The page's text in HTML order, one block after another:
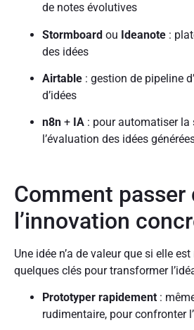
de notes évolutives
Stormboard ou Ideanote :
des idées
Airtable : gestion de pipeline
d’idées
n8n + IA : pour automatiser la
l’évaluation des idées
Comment passer
l’innovation
Une idée n’a de valeur que si elle
quelques clés pour transformer
Prototyper rapidement :
rudimentaire, pour confronter